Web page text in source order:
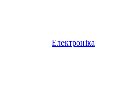
Електроніка